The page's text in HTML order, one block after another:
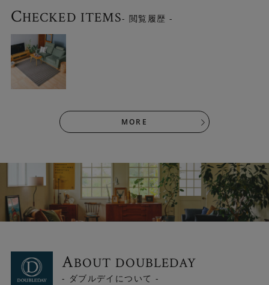
CHECKED ITEMS- 閲覧履歴 -
MORE
ABOUT DOUBLEDAY
- ダブルデイについて -